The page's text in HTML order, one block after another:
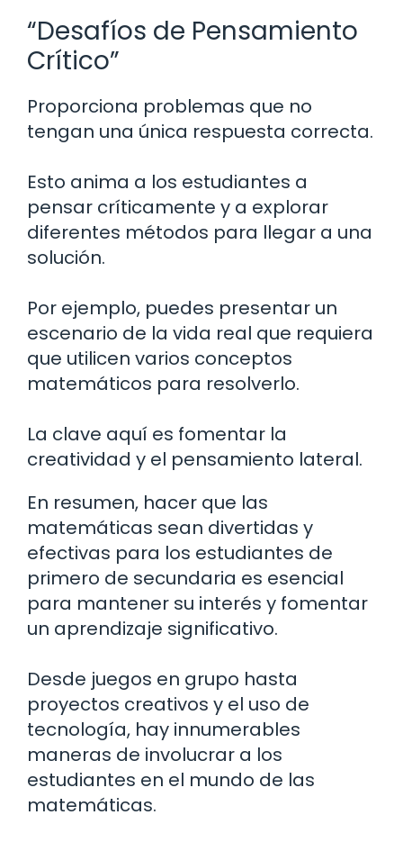
“Desafíos de Pensamiento
Crítico”
Proporciona problemas que no
tengan una única respuesta correcta.
Esto anima a los estudiantes a
pensar críticamente y a explorar
diferentes métodos para llegar a una
solución.
Por ejemplo, puedes presentar un
escenario de la vida real que requiera
que utilicen varios conceptos
matemáticos para resolverlo.
La clave aquí es fomentar la
creatividad y el pensamiento lateral.
En resumen, hacer que las
matemáticas sean divertidas y
efectivas para los estudiantes de
primero de secundaria es esencial
para mantener su interés y fomentar
un aprendizaje significativo.
Desde juegos en grupo hasta
proyectos creativos y el uso de
tecnología, hay innumerables
maneras de involucrar a los
estudiantes en el mundo de las
matemáticas.